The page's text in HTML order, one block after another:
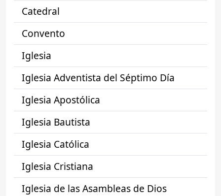
Catedral
Convento
Iglesia
Iglesia Adventista del Séptimo Día
Iglesia Apostólica
Iglesia Bautista
Iglesia Católica
Iglesia Cristiana
Iglesia de las Asambleas de Dios